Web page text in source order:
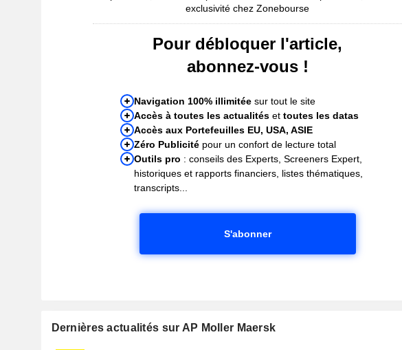
exclusivité chez Zonebourse
Pour débloquer l'article,
abonnez-vous !
Navigation 100% illimitée sur tout le site
Accès à toutes les actualités ettoutes les datas
Accès aux Portefeuilles EU, USA, ASIE
Zéro Publicité pour un confort de lecture total
Outils pro : conseils des Experts, Screeners Expert,
historiques et rapports financiers, listes thématiques,
transcripts...
S'abonner
Dernières actualités sur AP Moller Maersk